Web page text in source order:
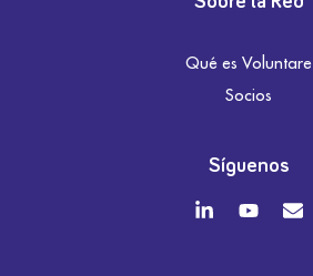
Qué es Voluntare
Socios
Síguenos